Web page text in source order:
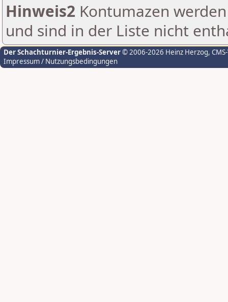
Hinweis2 Kontumazen
und sind in der Liste nicht
Der Schachturnier-Ergebnis-Server© 2006-2026 Heinz Herzog,
Impressum / Nutzungsbedingungen